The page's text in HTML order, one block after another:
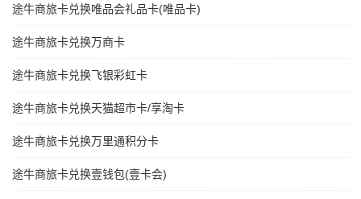
途牛商旅卡兑换唯品会礼品卡(唯品卡)
途牛商旅卡兑换万商卡
途牛商旅卡兑换飞银彩虹卡
途牛商旅卡兑换天猫超市卡/享淘卡
途牛商旅卡兑换万里通积分卡
途牛商旅卡兑换壹钱包(壹卡会)